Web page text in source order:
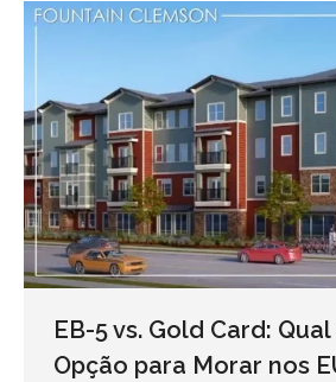
EB-5 vs. Gold Card:
Opção para Morar nos